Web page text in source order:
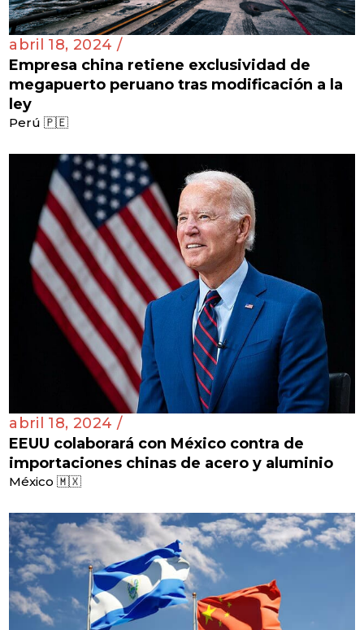
abril 18, 2024 /
Empresa china retiene exclusividad de
megapuerto peruano tras modificación a la
ley
Perú 🇵🇪
abril 18, 2024 /
EEUU colaborará con México contra de
importaciones chinas de acero y aluminio
México 🇲🇽